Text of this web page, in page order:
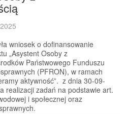
wniosek o dofinansowanie
„Asystent Osoby z
Państwowego Funduszu
(PFRON), w ramach
aktywność”. z dnia 30-09-
realizacji zadań na podstawie art.
i społecznej oraz